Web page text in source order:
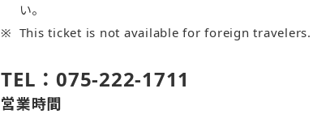
い。
This ticket is not available for foreign travelers.
TEL：075-222-1711
営業時間